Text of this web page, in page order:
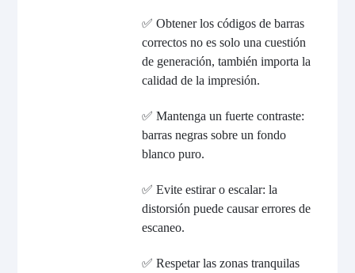
✅ Obtener los códigos de barras
correctos no es solo una cuestión
de generación, también importa la
calidad de la impresión.
✅ Mantenga un fuerte contraste:
barras negras sobre un fondo
blanco puro.
✅ Evite estirar o escalar: la
distorsión puede causar errores de
escaneo.
✅ Respetar las zonas tranquilas